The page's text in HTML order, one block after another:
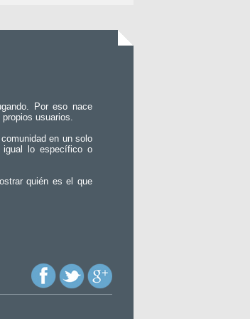
Por eso nace
usuarios.
en un solo
igual lo específico o
quién es el que